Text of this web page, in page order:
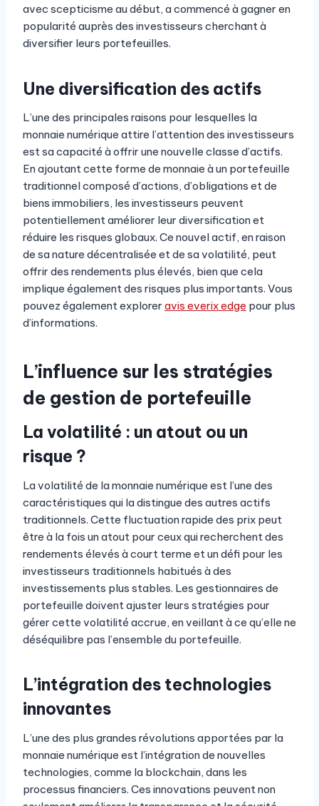
avec scepticisme au début, a commencé à gagner en
popularité auprès des investisseurs cherchant à
diversifier leurs portefeuilles.
Une diversification des actifs
L’une des principales raisons pour lesquelles la
monnaie numérique attire l’attention des investisseurs
est sa capacité à offrir une nouvelle classe d’actifs.
En ajoutant cette forme de monnaie à un portefeuille
traditionnel composé d’actions, d’obligations et de
biens immobiliers, les investisseurs peuvent
potentiellement améliorer leur diversification et
réduire les risques globaux. Ce nouvel actif, en raison
de sa nature décentralisée et de sa volatilité, peut
offrir des rendements plus élevés, bien que cela
implique également des risques plus importants. Vous
pouvez également explorer avis everix edge pour plus
d’informations.
L’influence sur les stratégies
de gestion de portefeuille
La volatilité : un atout ou un
risque ?
La volatilité de la monnaie numérique est l’une des
caractéristiques qui la distingue des autres actifs
traditionnels. Cette fluctuation rapide des prix peut
être à la fois un atout pour ceux qui recherchent des
rendements élevés à court terme et un défi pour les
investisseurs traditionnels habitués à des
investissements plus stables. Les gestionnaires de
portefeuille doivent ajuster leurs stratégies pour
gérer cette volatilité accrue, en veillant à ce qu’elle ne
déséquilibre pas l’ensemble du portefeuille.
L’intégration des technologies
innovantes
L’une des plus grandes révolutions apportées par la
monnaie numérique est l’intégration de nouvelles
technologies, comme la blockchain, dans les
processus financiers. Ces innovations peuvent non